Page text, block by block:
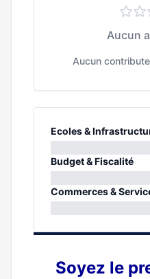
Aucun
Aucun
Ecoles &
0%
Budget & Fiscalité
0%
Commerces &
Soyez le